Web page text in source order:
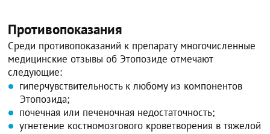
Противопоказания
Среди противопоказаний к препарату многочисленные
медицинские отзывы об Этопозиде отмечают
следующие:
гиперчувствительность к любому из компонентов
Этопозида;
почечная или печеночная недостаточность;
угнетение костномозгового кроветворения в тяжелой